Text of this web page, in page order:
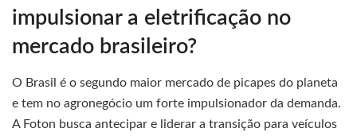
impulsionar a eletrificação no
mercado brasileiro?
O Brasil é o segundo maior mercado de picapes do planeta
e tem no agronegócio um forte impulsionador da demanda.
A Foton busca antecipar e liderar a transição para veículos